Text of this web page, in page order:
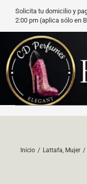
Saltar
contenido
Solicita tu domicilio y
2:00 pm (aplica sólo en
CD Perfumes
Blog
Inicio Lattafa Mujer